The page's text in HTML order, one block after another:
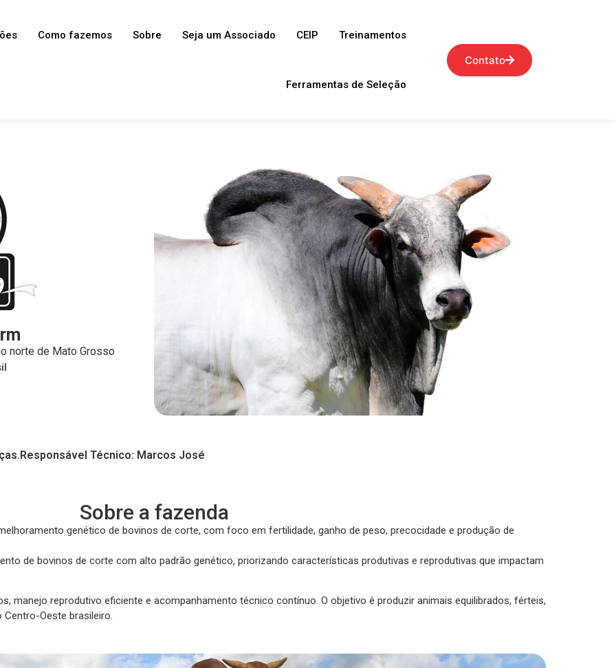
Como fazemos Sobre Seja um Associado CEIP Treinamentos
Ferramentas de Seleção
Contato
norte de Mato Grosso
Responsável Técnico: Marcos José
Sobre a fazenda
genético de bovinos de corte, com foco em fertilidade, ganho de peso, precocidade e produção de
de bovinos de corte com alto padrão genético, priorizando características produtivas e reprodutivas que impactam
manejo reprodutivo eficiente e acompanhamento técnico contínuo. O objetivo é produzir animais equilibrados, férteis,
Oeste brasileiro.